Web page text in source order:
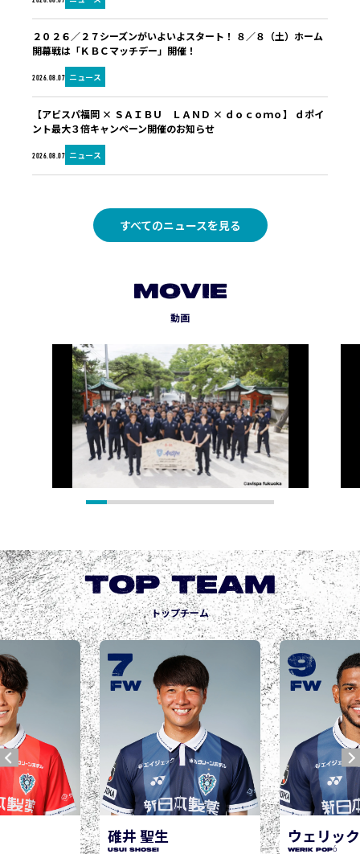
2026.08.07 ニュース
２０２６／２７シーズンがいよいよスタート！ ８／８（土）ホーム
開幕戦は「ＫＢＣマッチデー」開催！
2026.08.07 ニュース
【アビスパ福岡 × ＳＡＩＢＵ ＬＡＮＤ × ｄｏｃｏｍｏ】 ｄポイ
ント最大３倍キャンペーン開催のお知らせ
すべてのニュースを見る
MOVIE
動画
TOP TEAM
トップチーム
ウェリック ポポ
WERIK POPÓ
9
FW
城後 寿
JOGO Hisashi
10
FW